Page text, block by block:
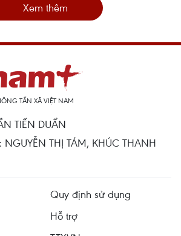
Xem thêm
TẤN XÃ VIỆT NAM
TIẾN DUẨN
NGUYỄN THỊ TÁM, KHÚC THANH
Quy định sử dụng
Hỗ trợ